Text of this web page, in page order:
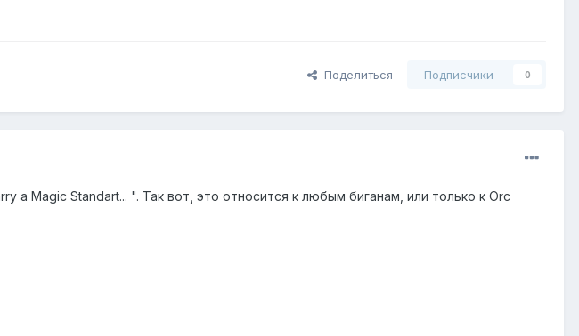
Поделиться Подписчики 0
a Magic Standart... ". Так вот, это относится к любым биганам, или только к Orc